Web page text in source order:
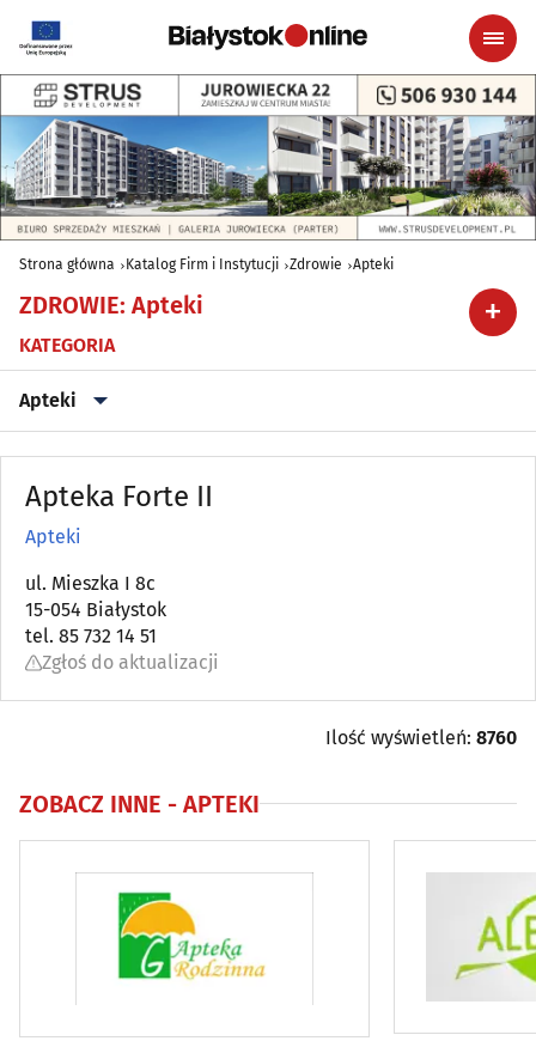
Strona główna Katalog Firm i Instytucji Zdrowie Apteki
ZDROWIE: Apteki
KATEGORIA
Apteki
Alergologia(18)
Angiologia(5)
Apteki(92)
Audiologia(5)
Chirurgia plastyczna
Choroby piersi(6)
Choroby płuc i gruźlica
Apteka Forte II
Apteki
ul. Mieszka I 8c
15-054 Białystok
tel. 85 732 14 51
Zgłoś do aktualizacji
Ilość wyświetleń: 8760
ZOBACZ INNE - APTEKI